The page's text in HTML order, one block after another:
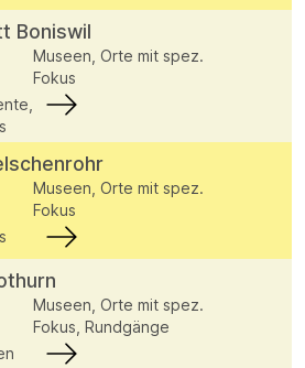
Boniswil
Museen, Orte mit spez.
Fokus
Museen, Orte mit spez.
Fokus
Museen, Orte mit spez.
Fokus, Rundgänge